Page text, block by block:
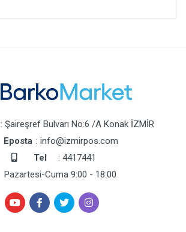
: Şaireşref Bulvarı No:6 /A Konak İZMİR
Eposta : info@izmirpos.com
Tel
: 4417441
Pazartesi-Cuma 9:00 - 18:00